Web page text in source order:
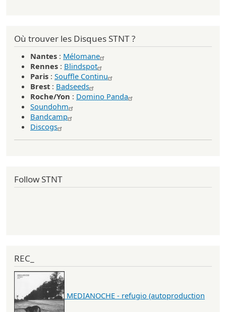
Où trouver les Disques STNT ?
Nantes : Mélomane
Rennes : Blindspot
Paris : Souffle Continu
Brest : Badseeds
Roche/Yon : Domino Panda
Soundohm
Bandcamp
Discogs
Follow STNT
REC_
MEDIANOCHE - refugio (autoproduction